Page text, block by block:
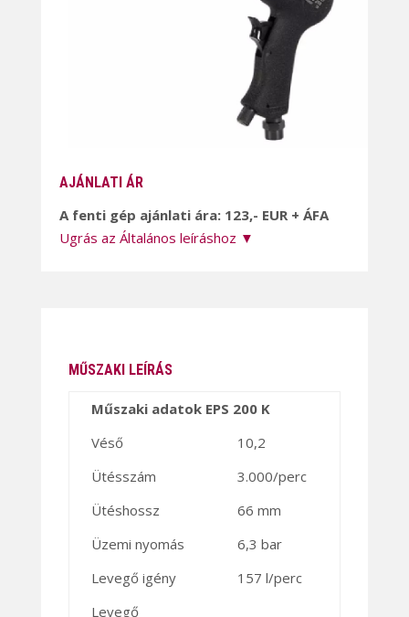
AJÁNLATI ÁR
A fenti gép ajánlati ára: 123,- EUR + ÁFA
Ugrás az Általános leíráshoz ▼
MŰSZAKI LEÍRÁS
Műszaki adatok EPS 200 K
Véső
10,2
Ütésszám
3.000/perc
Ütéshossz
66 mm
Üzemi nyomás
6,3 bar
Levegő igény
157 l/perc
Levegő